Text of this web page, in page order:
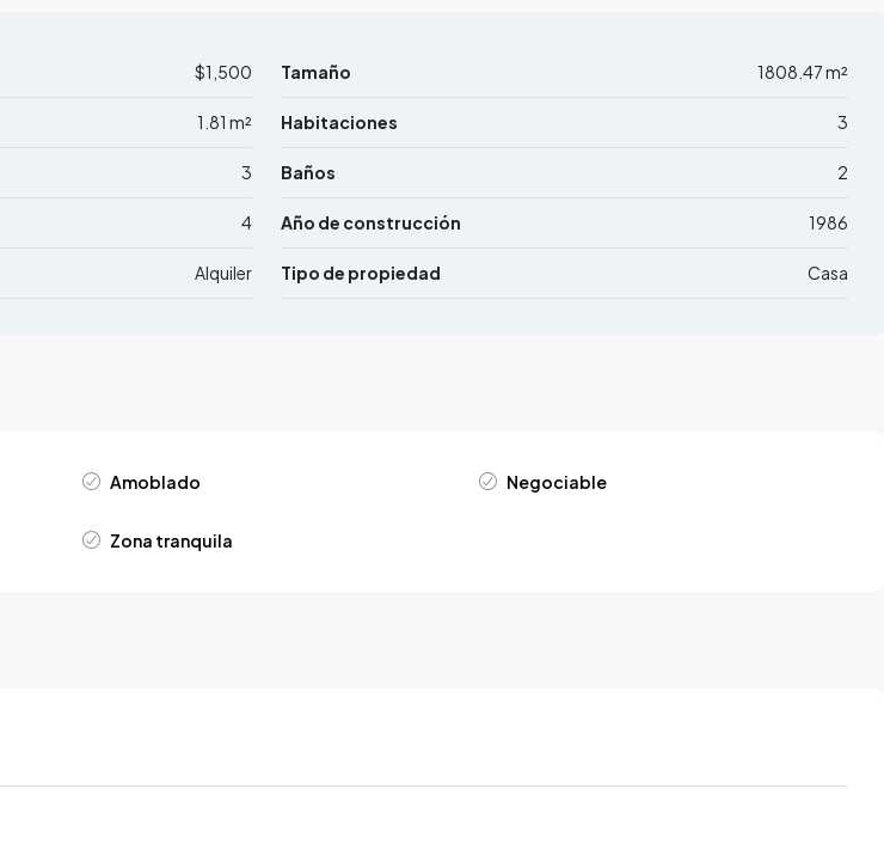
$1,500 Tamaño 1808.47 m²
1.81 m² Habitaciones 3
3 Baños 2
4 Año de construcción 1986
Alquiler Tipo de propiedad Casa
Amoblado Negociable
Zona tranquila